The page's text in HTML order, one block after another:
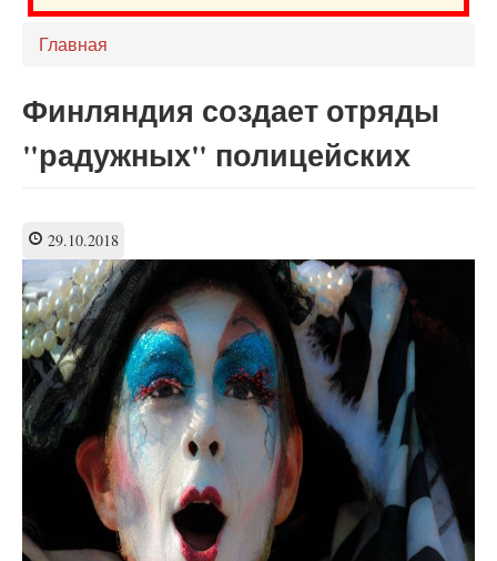
Главная
Финляндия создает отряды
"радужных" полицейских
29.10.2018